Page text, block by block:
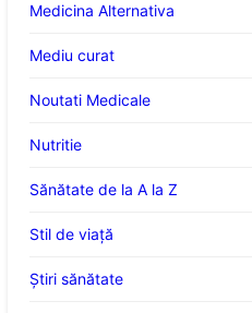
Medicina Alternativa
Mediu curat
Noutati Medicale
Nutritie
Sănătate de la A la Z
Stil de viaţă
Ştiri sănătate